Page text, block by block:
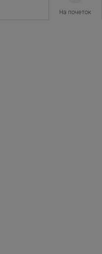
На почеток